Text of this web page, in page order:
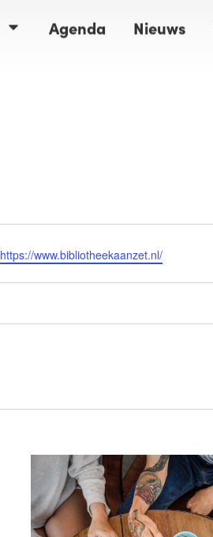
Agenda Nieuws
Website
https://www.bibliotheekaanzet.nl/